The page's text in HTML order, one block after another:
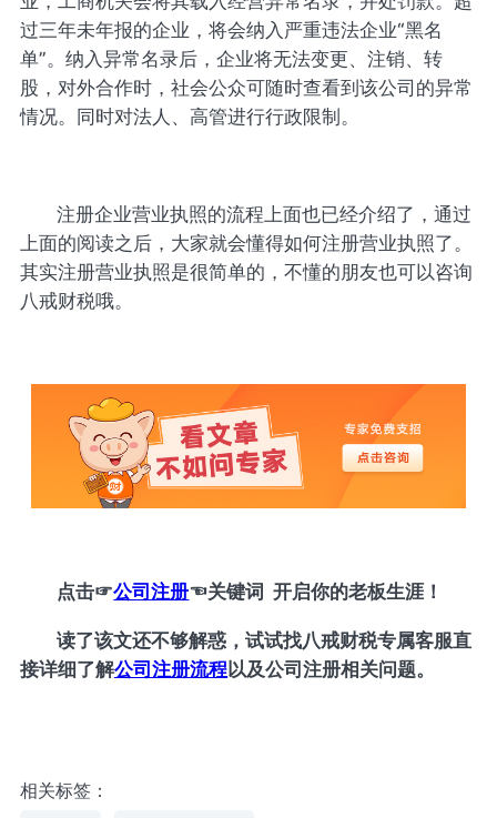
过三年未年报的企业，将会纳入严重违法企业“黑名
单”。纳入异常名录后，企业将无法变更、注销、转
股，对外合作时，社会公众可随时查看到该公司的异常
情况。同时对法人、高管进行行政限制。
注册企业营业执照的流程上面也已经介绍了，通过
上面的阅读之后，大家就会懂得如何注册营业执照了。
其实注册营业执照是很简单的，不懂的朋友也可以咨询
八戒财税哦。
点击☞公司注册☜关键词 开启你的老板生涯！
读了该文还不够解惑，试试找八戒财税专属客服直
接详细了解公司注册流程以及公司注册相关问题。
相关标签：